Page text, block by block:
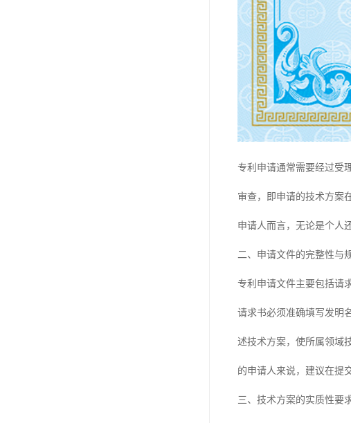
专利申请通常需要经过受
审查，即申请的技术方案
申请人而言，无论是个人
二、申请文件的完整性与
专利申请文件主要包括请
请求书必须准确填写发明
述技术方案，使所属领域
的申请人来说，建议在提
三、技术方案的实质性要